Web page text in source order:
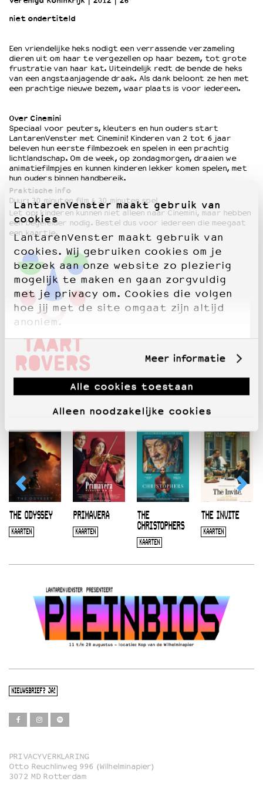
LantarenVenster maakt gebruik van
cookies
LantarenVenster maakt gebruik van
cookies. Wij gebruiken cookies om je
bezoek aan onze website zo plezierig
mogelijk te maken en gaan zorgvuldig
met je privacy om. Cookies die volgen
hoe jij met de site omgaat zijn altijd
anoniem.
Meer informatie
Alle cookies toestaan
Alleen noodzakelijke cookies
Wat we doen
Werken bij
Wie is wie
Word vriend
Partners
Huisregels
Privacyverklaring
Integriteits- en gedragscode
Duurzaamheid
Culturele boycot Israël
Ruimte voor artistieke vrijheid – VNPF
niet ondertiteld
Een vriendelijke heks nodigt een verrassende verzameling
dieren uit om haar te vergezellen op haar bezem, tot grote
frustratie van haar kat. Uiteindelijk redt de bende de heks
van een angstaanjagende draak. Als dank beloont ze hen met
een prachtige nieuwe bezem, waar plaats is voor iedereen.
Over Cinemini
Speciaal voor peuters, kleuters en hun ouders start
LantarenVenster met Cinemini! Kinderen van 2 tot 6 jaar
beleven hun eerste filmbezoek en spelen in een prachtig
lichtlandschap. Om de week, op zondagmorgen, draaien we
animatiefilmpjes en kunnen kinderen lekker komen spelen, met
hun ouders binnen handbereik.
Praktische info
Duur: 30 minuten film & 30 minuten spel
Let op: kinderen kunnen niet alleen naar Cinemini, maar hebben
een begeleider nodig. Bestel dus voor iedereen die meegaat
een kaartje.
THE ODYSSEY
KAARTEN
PRIMAVERA
KAARTEN
THE
CHRISTOPHERS
KAARTEN
THE INVITE
KAARTEN
NIEUWSBRIEF? JA!
Film
PRIVACYVERKLARING
Otto Reuchlinweg 996 (Wilhelminapier)
3072 MD Rotterdam